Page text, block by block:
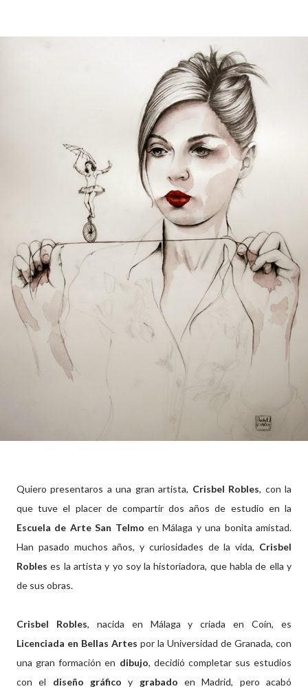
Quiero presentaros a una gran artista, Crisbel Robles, con la
que tuve el placer de compartir dos años de estudio en la
Escuela de Arte San Telmo en Málaga y una bonita amistad.
Han pasado muchos años, y curiosidades de la vida, Crisbel
Robles es la artista y yo soy la historiadora, que habla de ella y
de sus obras.
Crisbel Robles, nacida en Málaga y criada en Coín, es
Licenciada en Bellas Artes por la Universidad de Granada, con
una gran formación en dibujo, decidió completar sus estudios
con el diseño gráfico y grabado en Madrid, pero acabó